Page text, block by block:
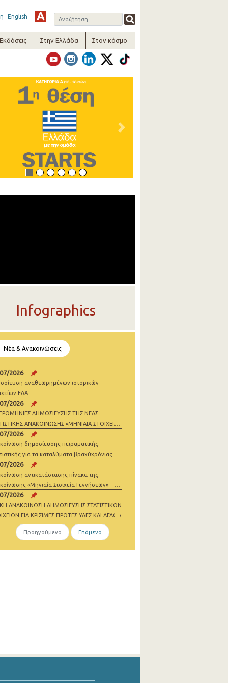
English
Στην Ελλάδα Στον κόσμο
Next
Infographics
Νέα & Ανακοινώσεις
2026
αναθεωρημένων ιστορικών
ΕΔΑ
2026
ΔΗΜΟΣΙΕΥΣΗΣ ΤΗΣ ΝΕΑΣ
ΑΝΑΚΟΙΝΩΣΗΣ «ΜΗΝΙΑΙΑ ΣΤΟΙΧΕΙΑ
2026
2026
δημοσίευσης πειραματικής
για τα καταλύματα βραχύχρόνιας
2026
αντικατάστασης πίνακα της
«Μηνιαία Στοιχεία Γεννήσεων»
2026
ΑΝΑΚΟΙΝΩΣΗ ΔΗΜΟΣΙΕΥΣΗΣ ΣΤΑΤΙΣΤΙΚΩΝ
ΓΙΑ ΚΡΙΣΙΜΕΣ ΠΡΩΤΕΣ ΥΛΕΣ ΚΑΙ ΑΓΑΘΑ
ΕΚΠΟΜΠΩΝ 2021-2023
Προηγούμενο
Επόμενο